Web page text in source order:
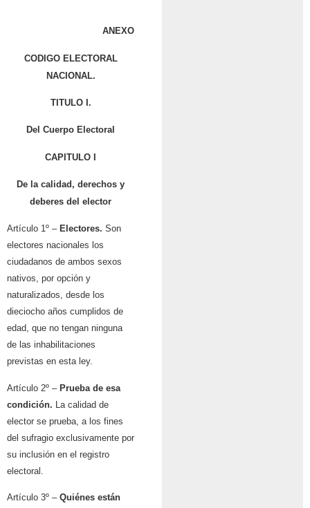
ANEXO
CODIGO ELECTORAL
NACIONAL.
TITULO I.
Del Cuerpo Electoral
CAPITULO I
De la calidad, derechos y
deberes del elector
Artículo 1º – Electores. Son
electores nacionales los
ciudadanos de ambos sexos
nativos, por opción y
naturalizados, desde los
dieciocho años cumplidos de
edad, que no tengan ninguna
de las inhabilitaciones
previstas en esta ley.
Artículo 2º – Prueba de esa
condición.
La calidad de
elector se prueba, a los fines
del sufragio exclusivamente por
su inclusión en el registro
electoral.
Artículo 3º – Quiénes están